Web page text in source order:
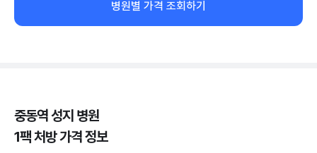
병원별 가격 조회하기
중동역 성지 병원
1팩 처방 가격 정보